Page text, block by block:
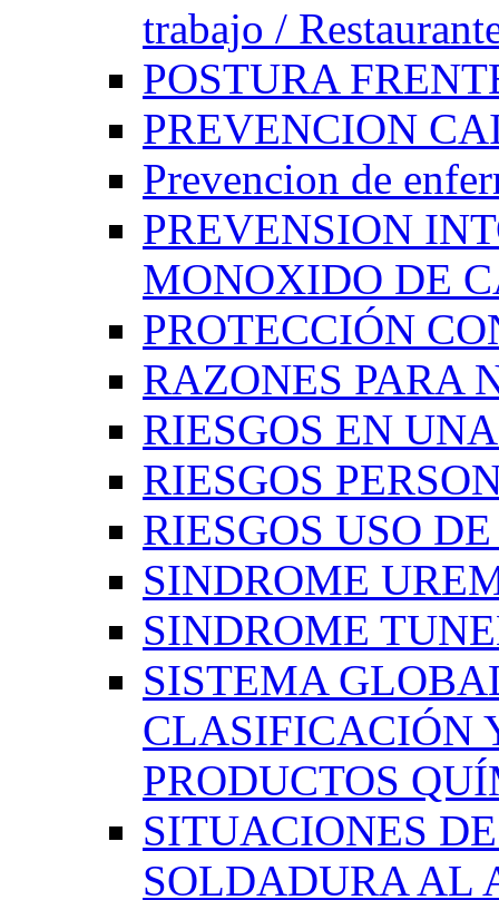
trabajo /
POSTURA
PREVENCION
Prevencion de
PREVENSION
MONOXIDO DE
PROTECCIÓN
RAZONES PARA
RIESGOS EN
RIESGOS
RIESGOS USO
SINDROME
SINDROME
SISTEMA
CLASIFICACIÓN
PRODUCTOS
SITUACIONES
SOLDADURA AL